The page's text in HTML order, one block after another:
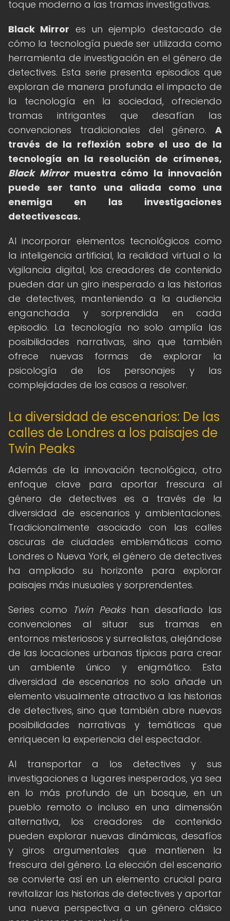
toque moderno a las tramas investigativas.
Black Mirror es un ejemplo destacado de
cómo la tecnología puede ser utilizada como
herramienta de investigación en el género de
detectives. Esta serie presenta episodios que
exploran de manera profunda el impacto de
la tecnología en la sociedad, ofreciendo
tramas intrigantes que desafían las
convenciones tradicionales del género. A
través de la reflexión sobre el uso de la
tecnología en la resolución de crímenes,
Black Mirrormuestra cómo la innovación
puede ser tanto una aliada como una
enemiga en las investigaciones
detectivescas.
Al incorporar elementos tecnológicos como
la inteligencia artificial, la realidad virtual o la
vigilancia digital, los creadores de contenido
pueden dar un giro inesperado a las historias
de detectives, manteniendo a la audiencia
enganchada y sorprendida en cada
episodio. La tecnología no solo amplía las
posibilidades narrativas, sino que también
ofrece nuevas formas de explorar la
psicología de los personajes y las
complejidades de los casos a resolver.
La diversidad de escenarios: De las
calles de Londres a los paisajes de
Twin Peaks
Además de la innovación tecnológica, otro
enfoque clave para aportar frescura al
género de detectives es a través de la
diversidad de escenarios y ambientaciones.
Tradicionalmente asociado con las calles
oscuras de ciudades emblemáticas como
Londres o Nueva York, el género de detectives
ha ampliado su horizonte para explorar
paisajes más inusuales y sorprendentes.
Series como Twin Peakshan desafiado las
convenciones al situar sus tramas en
entornos misteriosos y surrealistas, alejándose
de las locaciones urbanas típicas para crear
un ambiente único y enigmático. Esta
diversidad de escenarios no solo añade un
elemento visualmente atractivo a las historias
de detectives, sino que también abre nuevas
posibilidades narrativas y temáticas que
enriquecen la experiencia del espectador.
Al transportar a los detectives y sus
investigaciones a lugares inesperados, ya sea
en lo más profundo de un bosque, en un
pueblo remoto o incluso en una dimensión
alternativa, los creadores de contenido
pueden explorar nuevas dinámicas, desafíos
y giros argumentales que mantienen la
frescura del género. La elección del escenario
se convierte así en un elemento crucial para
revitalizar las historias de detectives y aportar
una nueva perspectiva a un género clásico